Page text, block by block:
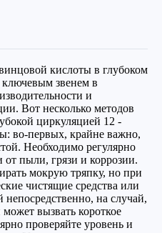
кислоты в глубоком
ключевым звенем в
и
Вот несколько методов
циркуляцией 12 -
во-первых, крайне важно,
Необходимо регулярно
от пыли, грязи и коррозии.
мокрую тряпку, но при
чистящие средства или
на случай,
вызвать короткое
проверяйте уровень и